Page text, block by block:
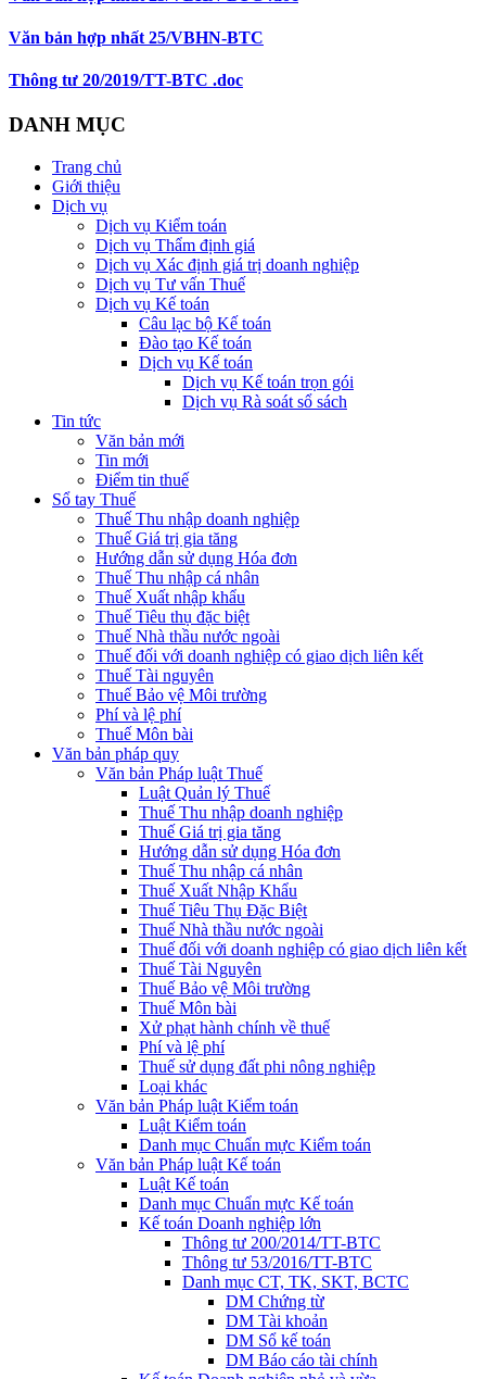
Văn bản hợp nhất 25/VBHN-BTC
Thông tư 20/2019/TT-BTC .doc
DANH MỤC
Trang chủ
Giới thiệu
Dịch vụ
Dịch vụ Kiểm toán
Dịch vụ Thẩm định giá
Dịch vụ Xác định giá trị doanh nghiệp
Dịch vụ Tư vấn Thuế
Dịch vụ Kế toán
Câu lạc bộ Kế toán
Đào tạo Kế toán
Dịch vụ Kế toán
Dịch vụ Kế toán trọn gói
Dịch vụ Rà soát sổ sách
Tin tức
Văn bản mới
Tin mới
Điểm tin thuế
Sổ tay Thuế
Thuế Thu nhập doanh nghiệp
Thuế Giá trị gia tăng
Hướng dẫn sử dụng Hóa đơn
Thuế Thu nhập cá nhân
Thuế Xuất nhập khẩu
Thuế Tiêu thụ đặc biệt
Thuế Nhà thầu nước ngoài
Thuế đối với doanh nghiệp có giao dịch liên kết
Thuế Tài nguyên
Thuế Bảo vệ Môi trường
Phí và lệ phí
Thuế Môn bài
Văn bản pháp quy
Văn bản Pháp luật Thuế
Luật Quản lý Thuế
Thuế Thu nhập doanh nghiệp
Thuế Giá trị gia tăng
Hướng dẫn sử dụng Hóa đơn
Thuế Thu nhập cá nhân
Thuế Xuất Nhập Khẩu
Thuế Tiêu Thụ Đặc Biệt
Thuế Nhà thầu nước ngoài
Thuế đối với doanh nghiệp có giao dịch liên kết
Thuế Tài Nguyên
Thuế Bảo vệ Môi trường
Thuế Môn bài
Xử phạt hành chính về thuế
Phí và lệ phí
Thuế sử dụng đất phi nông nghiệp
Loại khác
Văn bản Pháp luật Kiểm toán
Luật Kiểm toán
Danh mục Chuẩn mực Kiểm toán
Văn bản Pháp luật Kế toán
Luật Kế toán
Danh mục Chuẩn mực Kế toán
Kế toán Doanh nghiệp lớn
Thông tư 200/2014/TT-BTC
Thông tư 53/2016/TT-BTC
Danh mục CT, TK, SKT, BCTC
DM Chứng từ
DM Tài khoản
DM Sổ kế toán
DM Báo cáo tài chính